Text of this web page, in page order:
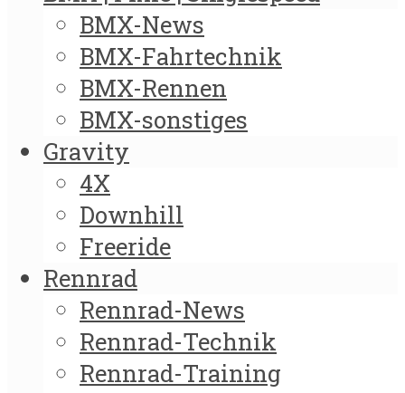
BMX-News
BMX-Fahrtechnik
BMX-Rennen
BMX-sonstiges
Gravity
4X
Downhill
Freeride
Rennrad
Rennrad-News
Rennrad-Technik
Rennrad-Training